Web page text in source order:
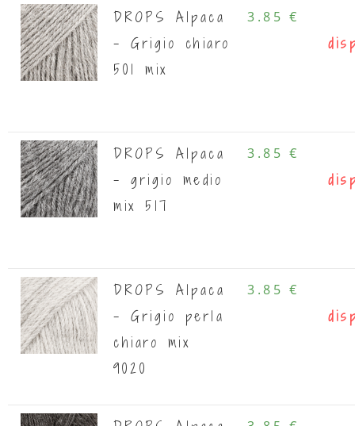
DROPS Alpaca
- Grigio chiaro
501 mix
3.85 €
DROPS Alpaca
- grigio medio
mix 517
3.85 €
DROPS Alpaca
- Grigio perla
chiaro mix
9020
3.85 €